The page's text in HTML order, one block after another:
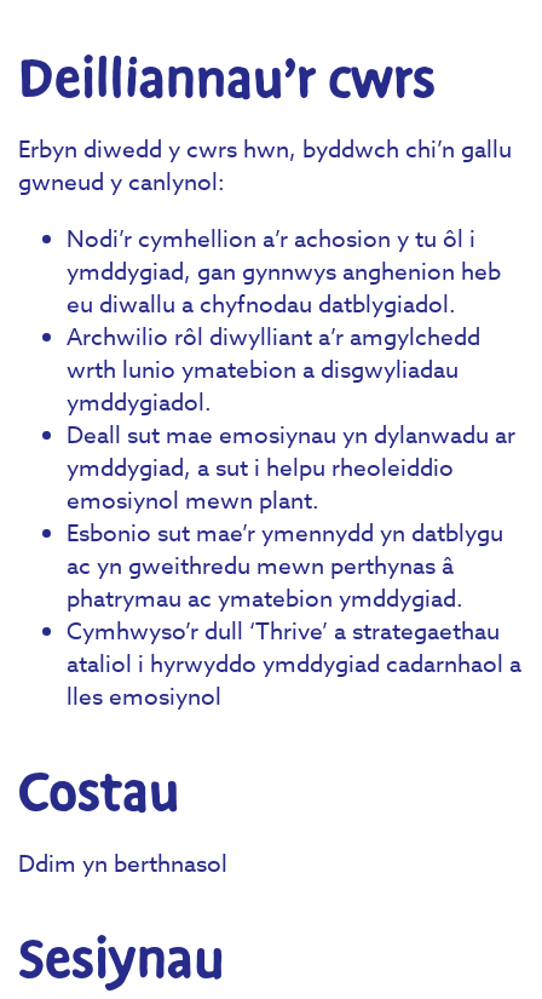
Deilliannau’r cwrs
Erbyn diwedd y cwrs hwn, byddwch chi’n gallu
gwneud y canlynol:
Nodi’r cymhellion a’r achosion y tu ôl i
ymddygiad, gan gynnwys anghenion heb
eu diwallu a chyfnodau datblygiadol.
Archwilio rôl diwylliant a’r amgylchedd
wrth lunio ymatebion a disgwyliadau
ymddygiadol.
Deall sut mae emosiynau yn dylanwadu ar
ymddygiad, a sut i helpu rheoleiddio
emosiynol mewn plant.
Esbonio sut mae’r ymennydd yn datblygu
ac yn gweithredu mewn perthynas â
phatrymau ac ymatebion ymddygiad.
Cymhwyso’r dull ‘Thrive’ a strategaethau
ataliol i hyrwyddo ymddygiad cadarnhaol a
lles emosiynol
Costau
Ddim yn berthnasol
Sesiynau